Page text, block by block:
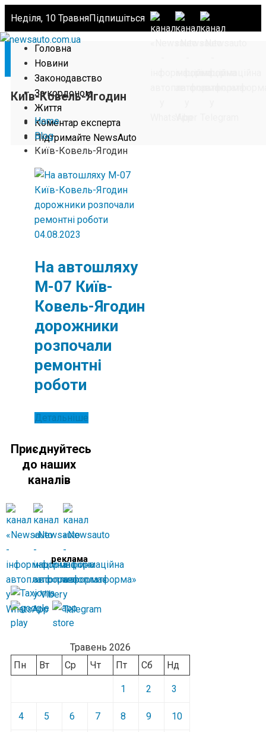
Неділя, 10 ТравняПідпишіться
Головна
Новини
Законодавство
За кордоном
Життя
Коментар експерта
Підтримайте NewsAuto
Київ-Ковель-Ягодин
Home
Blog
Київ-Ковель-Ягодин
04.08.2023
На автошляху
М-07 Київ-
Ковель-Ягодин
дорожники
розпочали
ремонтні
роботи
Детальніше
Приєднуйтесь
до наших
каналів
реклама
Травень 2026
Пн
Вт Ср Чт Пт Сб Нд
1 2 3
4 5 6 7 8 9 10